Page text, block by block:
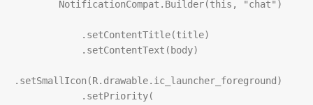
NotificationCompat . Builder(this , "chat" )
            .
setContentTitle(title)
            .
setContentText ( body)
. setSmallIcon(R. drawable. ic_launcher_foreground )
            .
setPriority(